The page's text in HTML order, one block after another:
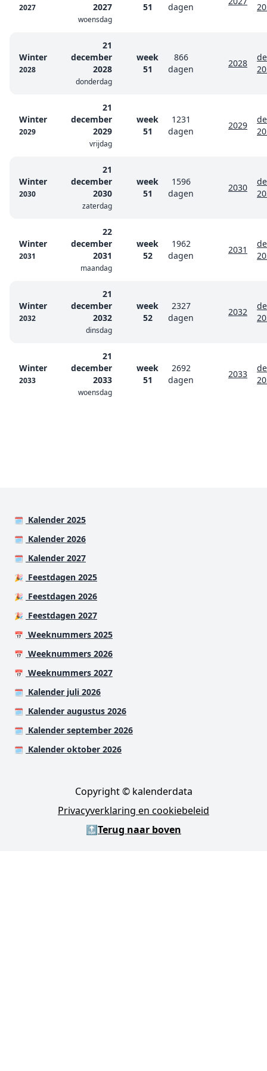
2027
2027
woensdag
51
dagen
Winter
2028
21
december
2028
donderdag
week
51
866
dagen
2028
Winter
2029
21
december
2029
vrijdag
week
51
1231
dagen
2029
Winter
2030
21
december
2030
zaterdag
week
51
1596
dagen
2030
Winter
2031
22
december
2031
maandag
week
52
1962
dagen
2031
Winter
2032
21
december
2032
dinsdag
week
52
2327
dagen
2032
Winter
2033
21
december
2033
woensdag
week
51
2692
dagen
2033
🗓️ Kalender 2025
🗓️ Kalender 2026
🗓️ Kalender 2027
🎉 Feestdagen 2025
🎉 Feestdagen 2026
🎉 Feestdagen 2027
📅 Weeknummers 2025
📅 Weeknummers 2026
📅 Weeknummers 2027
🗓️ Kalender juli 2026
🗓️ Kalender augustus 2026
🗓️ Kalender september 2026
🗓️ Kalender oktober 2026
Copyright © kalenderdata
Privacyverklaring en cookiebeleid
🔝Terug naar boven